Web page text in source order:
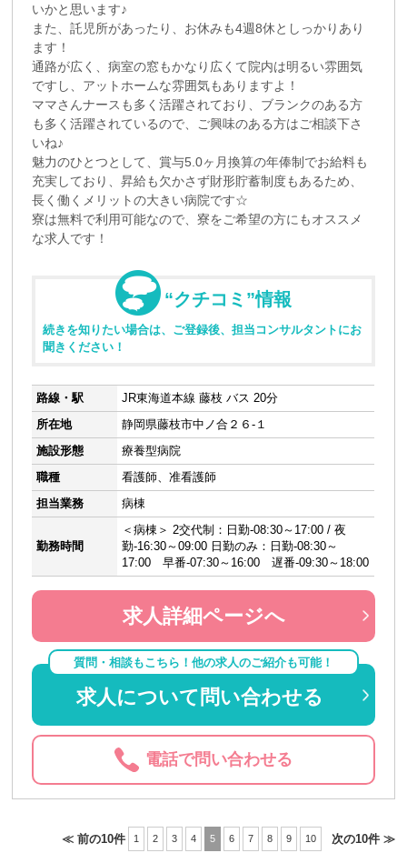
いかと思います♪
また、託児所があったり、お休みも4週8休としっかりあり
ます！
通路が広く、病室の窓もかなり広くて院内は明るい雰囲気
ですし、アットホームな雰囲気もありますよ！
ママさんナースも多く活躍されており、ブランクのある方
も多く活躍されているので、ご興味のある方はご相談下さ
いね♪
魅力のひとつとして、賞与5.0ヶ月換算の年俸制でお給料も
充実しており、昇給も欠かさず財形貯蓄制度もあるため、
長く働くメリットの大きい病院です☆
寮は無料で利用可能なので、寮をご希望の方にもオススメ
な求人です！
“クチコミ”情報
続きを知りたい場合は、ご登録後、担当コンサルタントにお
聞きください！
路線・駅
JR東海道本線 藤枝 バス 20分
所在地
静岡県藤枝市中ノ合２６-１
施設形態
療養型病院
職種
看護師、准看護師
担当業務
病棟
勤務時間
＜病棟＞ 2交代制：日勤-08:30～17:00 / 夜
勤-16:30～09:00 日勤のみ：日勤-08:30～
17:00 早番-07:30～16:00 遅番-09:30～18:00
求人詳細ページへ
質問・相談もこちら！他の求人のご紹介も可能！
求人について問い合わせる
電話で問い合わせる
≪ 前の10件 1 2 3 4 5 6 7 8 9 10 次の10件 ≫